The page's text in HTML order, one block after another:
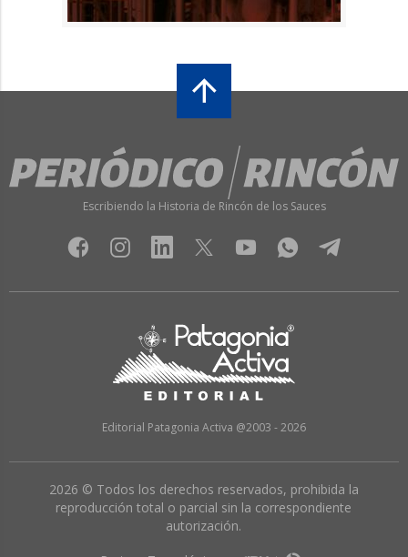
Escribiendo la Historia de Rincón de los Sauces
Editorial Patagonia Activa @2003 - 2026
2026 © Todos los derechos reservados, prohibida la
reproducción total o parcial sin la correspondiente
autorización.